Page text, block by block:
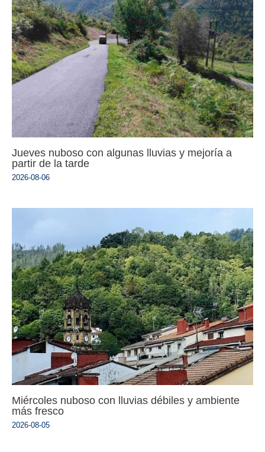
Jueves nuboso con algunas lluvias y mejoría a
partir de la tarde
2026-08-06
Miércoles nuboso con lluvias débiles y ambiente
más fresco
2026-08-05